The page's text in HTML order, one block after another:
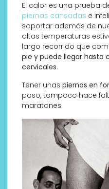
El calor es una prueba
piernas cansadas e
soportar además de
altas temperaturas
largo recorrido que
pie y puede llegar hasta
cervicales.
Tener unas piernas en
paso, tampoco hace
maratones.